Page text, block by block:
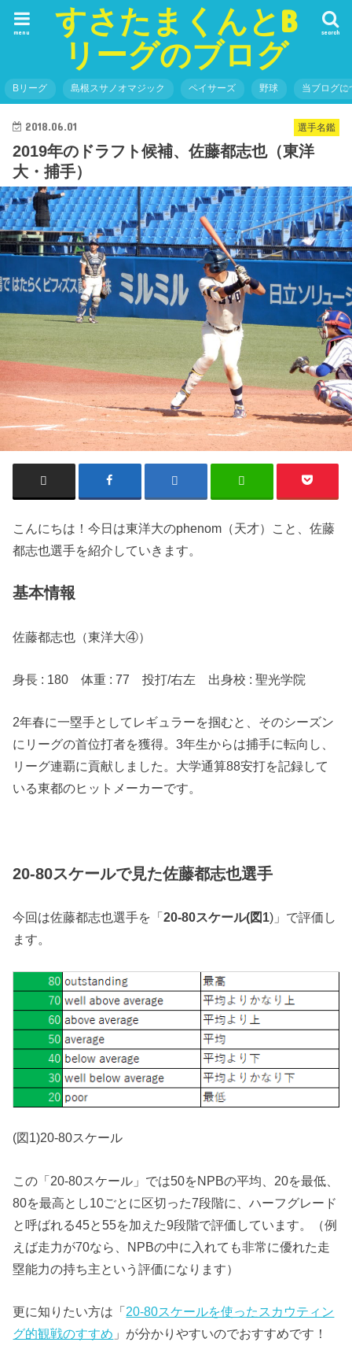
すさたまくんとB
リーグのブログ
search
menu
Bリーグ 島根スサノオマジック ペイサーズ 野球 当ブログに
選手名鑑
2018.06.01
2019年のドラフト候補、佐藤都志也（東洋
大・捕手）
こんにちは！今日は東洋大のphenom（天才）こと、佐藤
都志也選手を紹介していきます。
基本情報
佐藤都志也（東洋大④）
身長 : 180 体重 : 77 投打/右左 出身校 : 聖光学院
2年春に一塁手としてレギュラーを掴むと、そのシーズン
にリーグの首位打者を獲得。3年生からは捕手に転向し、
リーグ連覇に貢献しました。大学通算88安打を記録して
いる東都のヒットメーカーです。
20-80スケールで見た佐藤都志也選手
今回は佐藤都志也選手を「20-80スケール(図1)」で評価し
ます。
(図1)20-80スケール
この「20-80スケール」では50をNPBの平均、20を最低、
80を最高とし10ごとに区切った7段階に、ハーフグレード
と呼ばれる45と55を加えた9段階で評価しています。（例
えば走力が70なら、NPBの中に入れても非常に優れた走
塁能力の持ち主という評価になります）
更に知りたい方は「20-80スケールを使ったスカウティン
グ的観戦のすすめ 」が分かりやすいのでおすすめです！